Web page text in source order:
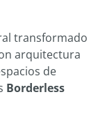
transformado
arquitectura
de
Borderless